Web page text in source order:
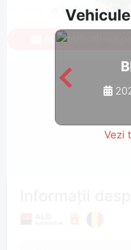
Vezi
Autentificați-vă